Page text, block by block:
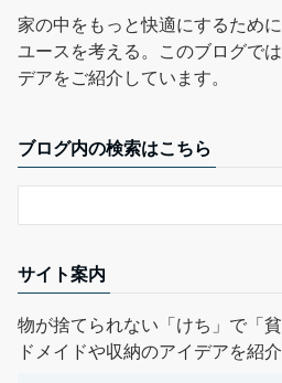
家の中をもっと快適にするため
ユースを考える。このブログで
デアをご紹介しています。
ブログ内の検索はこちら
サイト案内
物が捨てられない「けち」で「
ドメイドや収納のアイデアを紹介